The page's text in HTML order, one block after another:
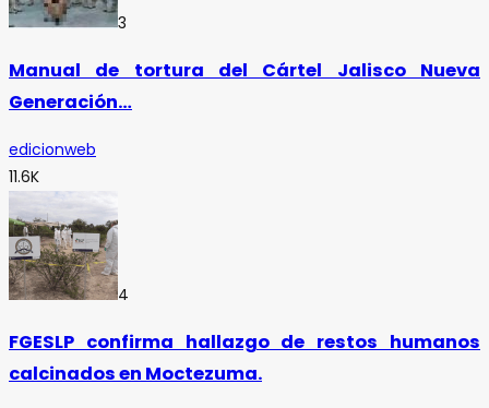
3
Manual de tortura del Cártel Jalisco Nueva
Generación…
edicionweb
11.6K
4
FGESLP confirma hallazgo de restos humanos
calcinados en Moctezuma.